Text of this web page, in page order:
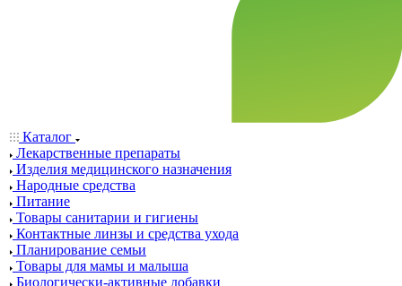
Каталог
Лекарственные препараты
Изделия медицинского назначения
Народные средства
Питание
Товары санитарии и гигиены
Контактные линзы и средства ухода
Планирование семьи
Товары для мамы и малыша
Биологически-активные добавки